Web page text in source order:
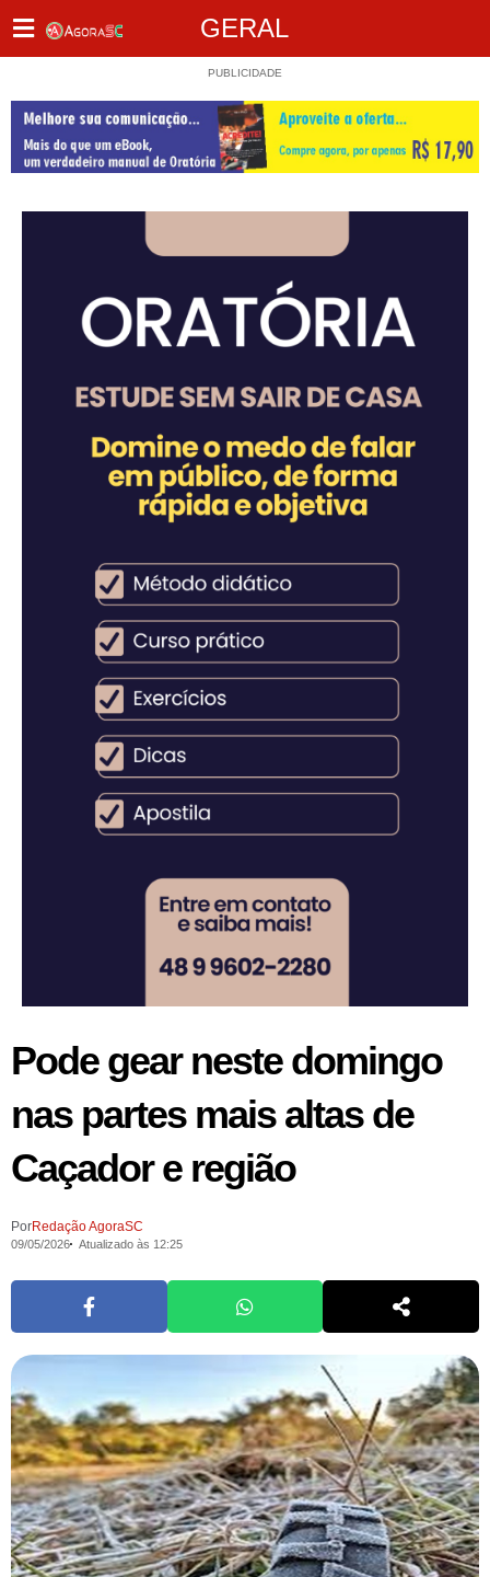
GERAL
PUBLICIDADE
Pode gear neste domingo
nas partes mais altas de
Caçador e região
PorRedação AgoraSC
09/05/2026 Atualizado às 12:25